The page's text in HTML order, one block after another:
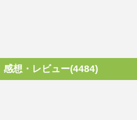
感想・レビュー(4484)